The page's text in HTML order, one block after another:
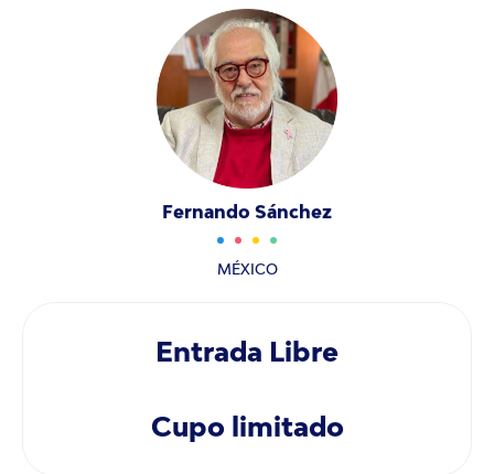
Fernando Sánchez
MÉXICO
Entrada Libre
Cupo limitado